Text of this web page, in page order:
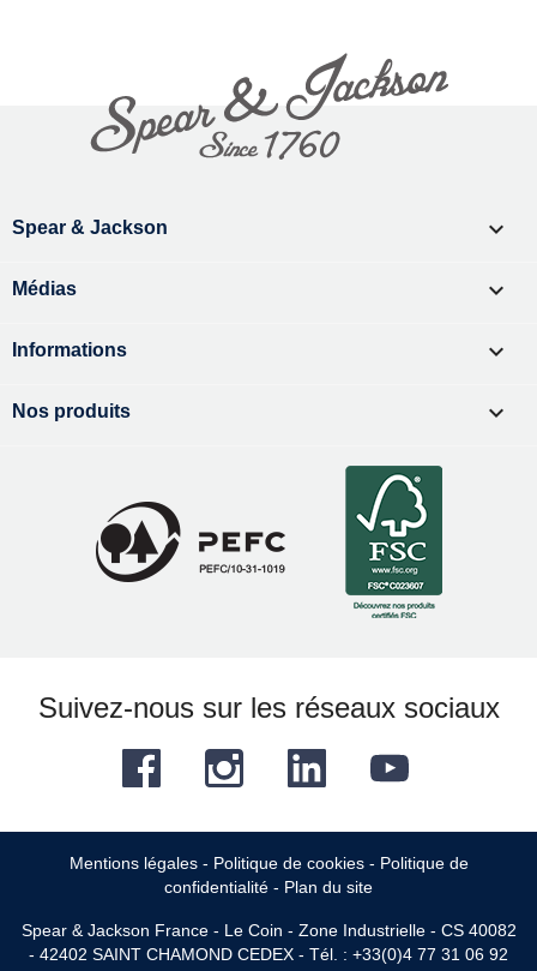
Spear & Jackson 
Médias 
Informations 
Nos produits 
Suivez-nous sur les réseaux sociaux
Facebook YouTube
Instagram LinkedIn
Mentions légales- Politique de cookies- Politique de
confidentialité - Plan du site
Spear & Jackson France - Le Coin - Zone Industrielle - CS 40082
- 42402 SAINT CHAMOND CEDEX - Tél. : +33(0)4 77 31 06 92